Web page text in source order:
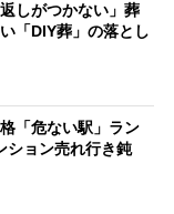
しがつかない」葬
「DIY葬」の落とし
「危ない駅」ラン
ション売れ行き鈍